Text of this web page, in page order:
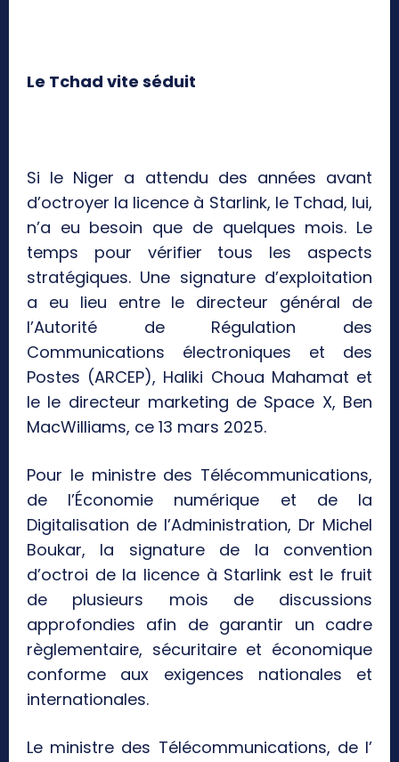
Le Tchad vite séduit
Si le Niger a attendu des années avant
d’octroyer la licence à Starlink, le Tchad, lui,
n’a eu besoin que de quelques mois. Le
temps pour vérifier tous les aspects
stratégiques. Une signature d’exploitation
a eu lieu entre le directeur général de
l’Autorité de Régulation des
Communications électroniques et des
Postes (ARCEP), Haliki Choua Mahamat et
le le directeur marketing de Space X, Ben
MacWilliams, ce 13 mars 2025.
Pour le ministre des Télécommunications,
de l’Économie numérique et de la
Digitalisation de l’Administration, Dr Michel
Boukar, la signature de la convention
d’octroi de la licence à Starlink est le fruit
de plusieurs mois de discussions
approfondies afin de garantir un cadre
règlementaire, sécuritaire et économique
conforme aux exigences nationales et
internationales.
Le ministre des Télécommunications, de l’